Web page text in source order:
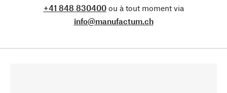
+41 848 830400ou à tout moment via
info@manufactum.ch